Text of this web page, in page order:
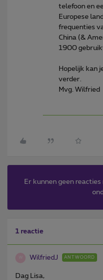
telefoon en
Europese
frequenties
China (&
1900
Hopelijk kan
verder.
Mvg. Wilfried
Er kunnen geen
1 reactie
WilfriedJ ANTWOORD
Dag Lisa,